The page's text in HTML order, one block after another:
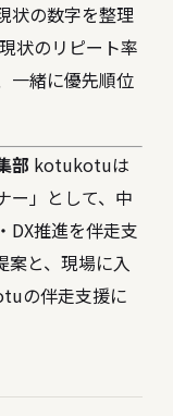
状の数字を整理
状のリピート率
一緒に優先順位
部 kotukotuは
ー」として、中
DX推進を伴走支
案と、現場に入
の伴走支援に